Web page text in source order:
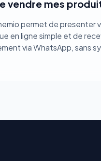
vendre mes
permet de presenter
en ligne simple et de
via WhatsApp, sans